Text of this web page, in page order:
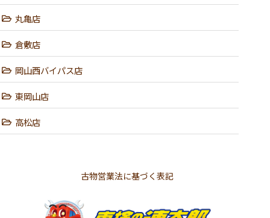
丸亀店
倉敷店
岡山西バイパス店
東岡山店
高松店
古物営業法に基づく表記